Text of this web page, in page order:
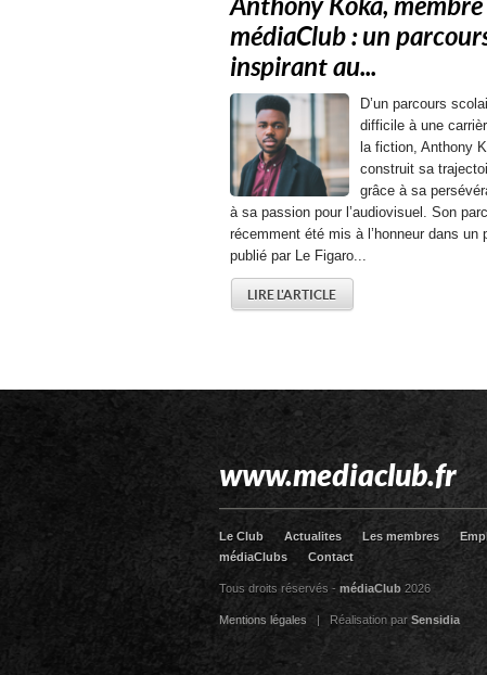
Anthony Koka,
médiaClub : un
inspirant au...
D’un parcours
difficile à une
la fiction, Anthony
construit sa
grâce à sa
à sa passion pour l’audiovisuel. Son
récemment été mis à l’honneur dans un
publié par Le Figaro...
LIRE L'ARTICLE
www.mediaclub.fr
Le Club Actualites Les membres
médiaClubs
Contact
Tous droits réservés - médiaClub 2026
Mentions légales | Réalisation par Sensidia